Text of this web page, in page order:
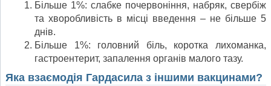
Більше 1%: слабке почервоніння, набряк, свербіж
та хворобливість в місці введення – не більше 5
днів.
Більше 1%: головний біль, коротка лихоманка,
гастроентерит, запалення органів малого тазу.
Яка взаємодія Гардасила з іншими вакцинами?